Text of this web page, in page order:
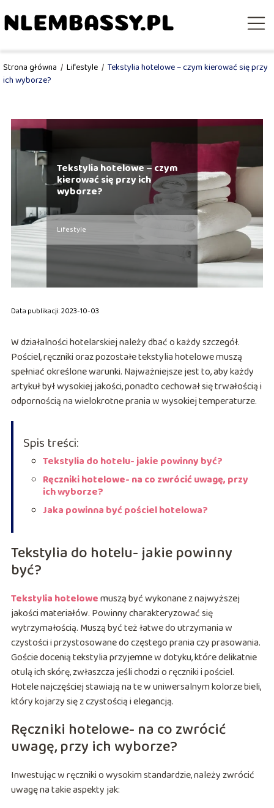
Strona główna / Lifestyle / Tekstylia hotelowe – czym kierować się przy
ich wyborze?
Tekstylia hotelowe – czym
kierować się przy ich
wyborze?
Lifestyle
Data publikacji: 2023-10-03
W działalności hotelarskiej należy dbać o każdy szczegół.
Pościel, ręczniki oraz pozostałe tekstylia hotelowe muszą
spełniać określone warunki. Najważniejsze jest to, aby każdy
artykuł był wysokiej jakości, ponadto cechował się trwałością i
odpornością na wielokrotne prania w wysokiej temperaturze.
Spis treści:
Tekstylia do hotelu- jakie powinny być?
Ręczniki hotelowe- na co zwrócić uwagę, przy
ich wyborze?
Jaka powinna być pościel hotelowa?
Tekstylia do hotelu- jakie powinny
być?
Tekstylia hotelowemuszą być wykonane z najwyższej
jakości materiałów. Powinny charakteryzować się
wytrzymałością. Muszą być też łatwe do utrzymania w
czystości i przystosowane do częstego prania czy prasowania.
Goście docenią tekstylia przyjemne w dotyku, które delikatnie
otulą ich skórę, zwłaszcza jeśli chodzi o ręczniki i pościel.
Hotele najczęściej stawiają na te w uniwersalnym kolorze bieli,
który kojarzy się z czystością i elegancją.
Ręczniki hotelowe- na co zwrócić
uwagę, przy ich wyborze?
Inwestując w ręczniki o wysokim standardzie, należy zwrócić
uwagę na takie aspekty jak: